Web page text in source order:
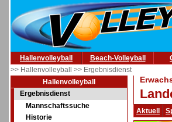
Hallenvolleyball Beach-Volleyball
>> Hallenvolleyball >> Ergebnisdienst
Hallenvolleyball
Ergebnisdienst
Mannschaftssuche
Historie
Aktuell